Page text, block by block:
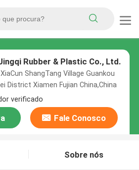
Rubber & Plastic Co., Ltd.
ShangTang Village Guankou
District Xiamen Fujian China,China
verificado
Fale Conosco
Sobre nós